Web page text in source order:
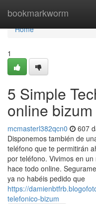
bookmarkworm
Home
Home
1
5 Simple
online bizum
mcmasterl382qcn0 607
Disponemos también de
teléfono que te permitirán
por teléfono. Vivimos en
hace todo online.
ya no habéis pedido que
https://
telefonico-bizum